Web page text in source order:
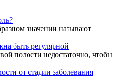
значении называют
быть регулярной
полости недостаточно, чтобы
от стадии заболевания